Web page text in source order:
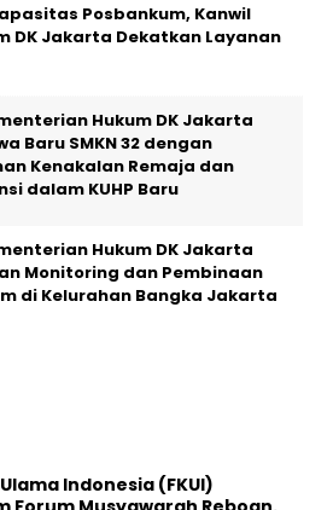
Posbankum, Kanwil
DK Jakarta Dekatkan Layanan
Hukum DK Jakarta
Baru SMKN 32 dengan
Kenakalan Remaja dan
dalam KUHP Baru
Hukum DK Jakarta
Monitoring dan Pembinaan
di Kelurahan Bangka Jakarta
Indonesia (FKUI)